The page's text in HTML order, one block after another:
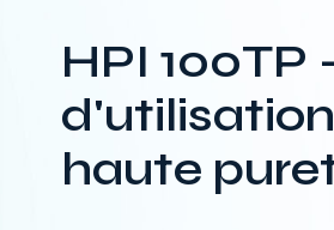
HPI 100TP
haute